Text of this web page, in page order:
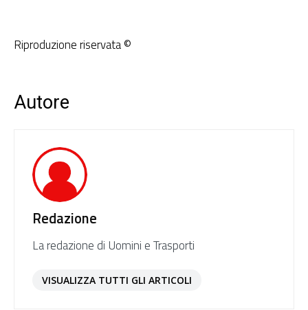
Riproduzione riservata ©
Autore
Redazione
La redazione di Uomini e Trasporti
VISUALIZZA TUTTI GLI ARTICOLI